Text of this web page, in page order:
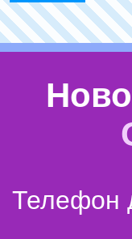
Телефон